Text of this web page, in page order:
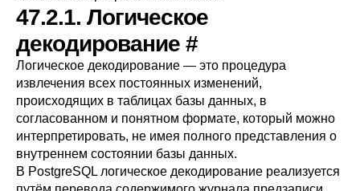
47.2.1. Логическое
декодирование #
Логическое декодирование — это процедура
извлечения всех постоянных изменений,
происходящих в таблицах базы данных, в
согласованном и понятном формате, который можно
интерпретировать, не имея полного представления о
внутреннем состоянии базы данных.
В PostgreSQL логическое декодирование реализуется